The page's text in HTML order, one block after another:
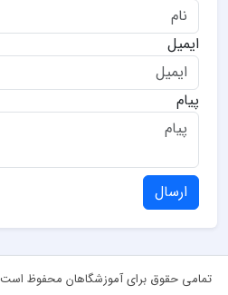
ایمیل
پیام
ارسال
تمامی حقوق برای آموزشگاهان محفوظ است